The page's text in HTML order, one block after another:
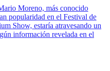
Moreno, más conocido
popularidad en el Festival de
Show, estaría atravesando un
información revelada en el